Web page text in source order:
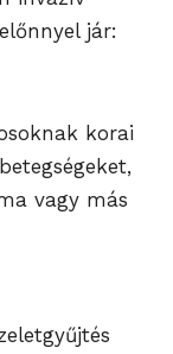
jár:
korai
vagy más